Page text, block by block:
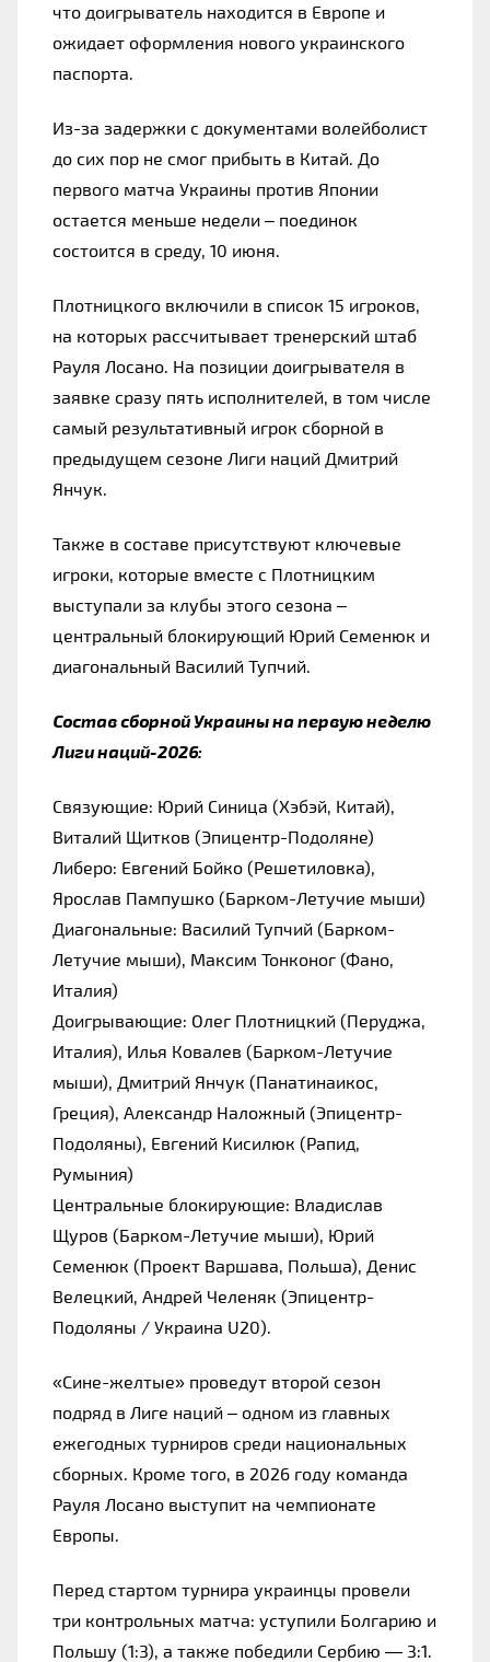
что доигрыватель находится в Европе и
ожидает оформления нового украинского
паспорта.
Из-за задержки с документами волейболист
до сих пор не смог прибыть в Китай. До
первого матча Украины против Японии
остается меньше недели – поединок
состоится в среду, 10 июня.
Плотницкого включили в список 15 игроков,
на которых рассчитывает тренерский штаб
Рауля Лосано. На позиции доигрывателя в
заявке сразу пять исполнителей, в том числе
самый результативный игрок сборной в
предыдущем сезоне Лиги наций Дмитрий
Янчук.
Также в составе присутствуют ключевые
игроки, которые вместе с Плотницким
выступали за клубы этого сезона –
центральный блокирующий Юрий Семенюк и
диагональный Василий Тупчий.
Состав сборной Украины на первую неделю
Лиги наций-2026:
Связующие: Юрий Синица (Хэбэй, Китай),
Виталий Щитков (Эпицентр-Подоляне)
Либеро: Евгений Бойко (Решетиловка),
Ярослав Пампушко (Барком-Летучие мыши)
Диагональные: Василий Тупчий (Барком-
Летучие мыши), Максим Тонконог (Фано,
Италия)
Доигрывающие: Олег Плотницкий (Перуджа,
Италия), Илья Ковалев (Барком-Летучие
мыши), Дмитрий Янчук (Панатинаикос,
Греция), Александр Наложный (Эпицентр-
Подоляны), Евгений Кисилюк (Рапид,
Румыния)
Центральные блокирующие: Владислав
Щуров (Барком-Летучие мыши), Юрий
Семенюк (Проект Варшава, Польша), Денис
Велецкий, Андрей Челеняк (Эпицентр-
Подоляны / Украина U20).
«Сине-желтые» проведут второй сезон
подряд в Лиге наций – одном из главных
ежегодных турниров среди национальных
сборных. Кроме того, в 2026 году команда
Рауля Лосано выступит на чемпионате
Европы.
Перед стартом турнира украинцы провели
три контрольных матча: уступили Болгарию и
Польшу (1:3), а также победили Сербию — 3:1.